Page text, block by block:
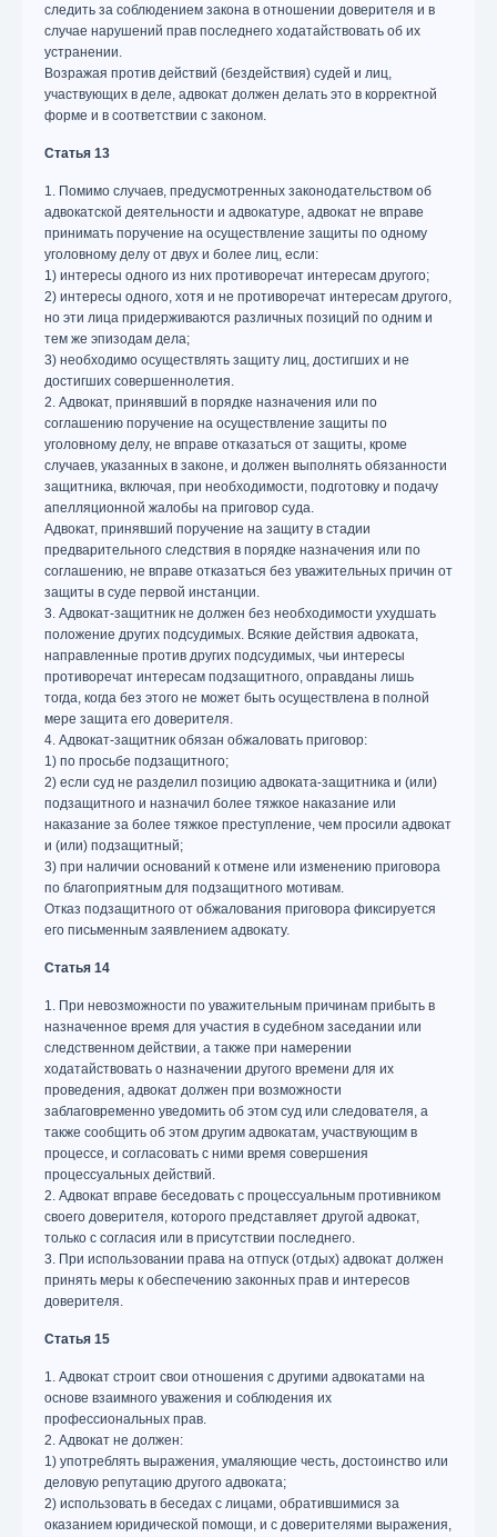
следить за соблюдением закона в отношении доверителя и в
случае нарушений прав последнего ходатайствовать об их
устранении.
Возражая против действий (бездействия) судей и лиц,
участвующих в деле, адвокат должен делать это в корректной
форме и в соответствии с законом.
Статья 13
1. Помимо случаев, предусмотренных законодательством об
адвокатской деятельности и адвокатуре, адвокат не вправе
принимать поручение на осуществление защиты по одному
уголовному делу от двух и более лиц, если:
1) интересы одного из них противоречат интересам другого;
2) интересы одного, хотя и не противоречат интересам другого,
но эти лица придерживаются различных позиций по одним и
тем же эпизодам дела;
3) необходимо осуществлять защиту лиц, достигших и не
достигших совершеннолетия.
2. Адвокат, принявший в порядке назначения или по
соглашению поручение на осуществление защиты по
уголовному делу, не вправе отказаться от защиты, кроме
случаев, указанных в законе, и должен выполнять обязанности
защитника, включая, при необходимости, подготовку и подачу
апелляционной жалобы на приговор суда.
Адвокат, принявший поручение на защиту в стадии
предварительного следствия в порядке назначения или по
соглашению, не вправе отказаться без уважительных причин от
защиты в суде первой инстанции.
3. Адвокат-защитник не должен без необходимости ухудшать
положение других подсудимых. Всякие действия адвоката,
направленные против других подсудимых, чьи интересы
противоречат интересам подзащитного, оправданы лишь
тогда, когда без этого не может быть осуществлена в полной
мере защита его доверителя.
4. Адвокат-защитник обязан обжаловать приговор:
1) по просьбе подзащитного;
2) если суд не разделил позицию адвоката-защитника и (или)
подзащитного и назначил более тяжкое наказание или
наказание за более тяжкое преступление, чем просили адвокат
и (или) подзащитный;
3) при наличии оснований к отмене или изменению приговора
по благоприятным для подзащитного мотивам.
Отказ подзащитного от обжалования приговора фиксируется
его письменным заявлением адвокату.
Статья 14
1. При невозможности по уважительным причинам прибыть в
назначенное время для участия в судебном заседании или
следственном действии, а также при намерении
ходатайствовать о назначении другого времени для их
проведения, адвокат должен при возможности
заблаговременно уведомить об этом суд или следователя, а
также сообщить об этом другим адвокатам, участвующим в
процессе, и согласовать с ними время совершения
процессуальных действий.
2. Адвокат вправе беседовать с процессуальным противником
своего доверителя, которого представляет другой адвокат,
только с согласия или в присутствии последнего.
3. При использовании права на отпуск (отдых) адвокат должен
принять меры к обеспечению законных прав и интересов
доверителя.
Статья 15
1. Адвокат строит свои отношения с другими адвокатами на
основе взаимного уважения и соблюдения их
профессиональных прав.
2. Адвокат не должен:
1) употреблять выражения, умаляющие честь, достоинство или
деловую репутацию другого адвоката;
2) использовать в беседах с лицами, обратившимися за
оказанием юридической помощи, и с доверителями выражения,